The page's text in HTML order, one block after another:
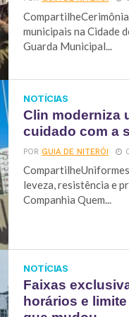
municipais na Cidade
Guarda Municipal...
NOTÍCIAS
Clin moderniza
cuidado com a
PORGUIA DE NITERÓI
leveza, resistência e
Companhia Quem...
NOTÍCIAS
Faixas
horários e